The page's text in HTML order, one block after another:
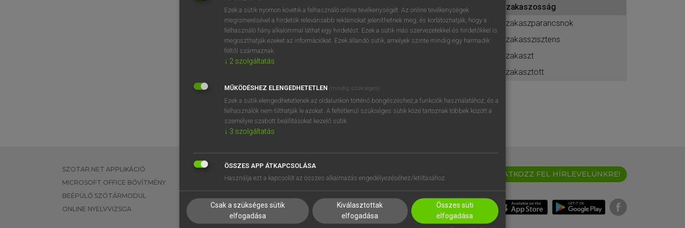
BELÉPÉS
próbaverziójának elindításához
regisztrálok ésbelépek.
REGISZTRÁCIÓ
szakaszosság
szakaszparancsnok
szakasszisztens
szakaszt
szakasztott
SZOTAR.NET APPLIKÁCIÓ
MICROSOFT OFFICE BŐVÍTMÉNY
BEÉPÜLŐ SZÓTÁRMODUL
ONLINE NYELVVIZSGA
EGYÉNI FELHASZNÁLÓKNAK
TANULÓKNAK
VÁLLALATI MEGOLDÁSOK
SÚGÓ
RÓLUNK
SÜTI BEÁLLÍTÁSOK
IRATKOZZ FEL HÍRLEVELÜNKRE!
Ezek a sütik nyomon követik a felhasználó online tevékenységét. Az online tevékenységek
megismerésével a hirdetők relevánsabb reklámokat jeleníthetnek meg, és korlátozhatják, hogy a
felhasználó hány alkalommal láthat egy hirdetést. Ezek a sütik más szervezetekkel és hirdetőkkel is
megoszthatják ezeket az információkat. Ezek állandó sütik, amelyek szinte mindig egy harmadik
féltől származnak.
↓ 2 szolgáltatás
MŰKÖDÉSHEZ ELENGEDHETETLEN (mindig szükséges)
Ezek a sütik elengedhetetlenek az oldalunkon történő böngészéshez,a funkciók használatához, és a
felhasználók nem tilthatják le azokat. A feltétlenül szükséges sütik közé tartoznak többek között a
személyre szabott beállításokat kezelő sütik.
↓ 3 szolgáltatás
ÖSSZES APP ÁTKAPCSOLÁSA
Használja ezt a kapcsolót az összes alkalmazás engedélyezéséhez/letiltásához.
Csak a szükséges sütik
elfogadása
Kiválasztottak
elfogadása
Összes süti
elfogadása